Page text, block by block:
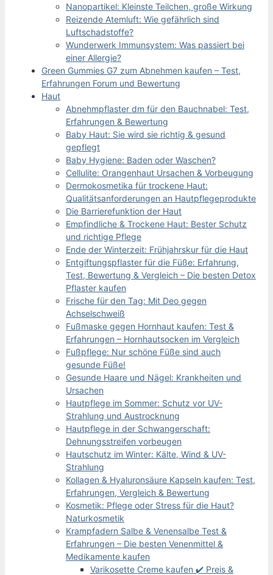
Nanopartikel: Kleinste Teilchen, große Wirkung
Reizende Atemluft: Wie gefährlich sind
Luftschadstoffe?
Wunderwerk Immunsystem: Was passiert bei
einer Allergie?
Green Gummies G7 zum Abnehmen kaufen – Test,
Erfahrungen Forum und Bewertung
Haut
Abnehmpflaster dm für den Bauchnabel: Test,
Erfahrungen & Bewertung
Baby Haut: Sie wird sie richtig & gesund
gepflegt
Baby Hygiene: Baden oder Waschen?
Cellulite: Orangenhaut Ursachen & Vorbeugung
Dermokosmetika für trockene Haut:
Qualitätsanforderungen an Hautpflegeprodukte
Die Barrierefunktion der Haut
Empfindliche & Trockene Haut: Bester Schutz
und richtige Pflege
Ende der Winterzeit: Frühjahrskur für die Haut
Entgiftungspflaster für die Füße: Erfahrung,
Test, Bewertung & Vergleich – Die besten Detox
Pflaster kaufen
Frische für den Tag: Mit Deo gegen
Achselschweiß
Fußmaske gegen Hornhaut kaufen: Test &
Erfahrungen – Hornhautsocken im Vergleich
Fußpflege: Nur schöne Füße sind auch
gesunde Füße!
Gesunde Haare und Nägel: Krankheiten und
Ursachen
Hautpflege im Sommer: Schutz vor UV-
Strahlung und Austrocknung
Hautpflege in der Schwangerschaft:
Dehnungsstreifen vorbeugen
Hautschutz im Winter: Kälte, Wind & UV-
Strahlung
Kollagen & Hyaluronsäure Kapseln kaufen: Test,
Erfahrungen, Vergleich & Bewertung
Kosmetik: Pflege oder Stress für die Haut?
Naturkosmetik
Krampfadern Salbe & Venensalbe Test &
Erfahrungen – Die besten Venenmittel &
Medikamente kaufen
Varikosette Creme kaufen ✔️ Preis &